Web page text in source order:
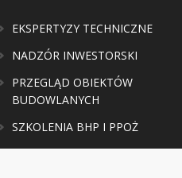
EKSPERTYZY TECHNICZNE
NADZÓR INWESTORSKI
PRZEGLĄD OBIEKTÓW
BUDOWLANYCH
SZKOLENIA BHP I PPOŻ